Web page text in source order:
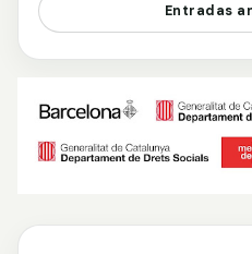
Entradas